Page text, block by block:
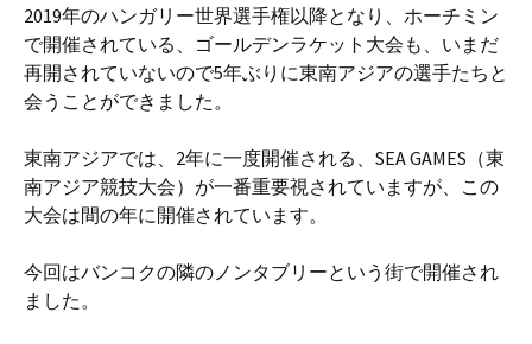
2019年のハンガリー世界選手権以降となり、ホーチミン
で開催されている、ゴールデンラケット大会も、いまだ
再開されていないので5年ぶりに東南アジアの選手たちと
会うことができました。
東南アジアでは、2年に一度開催される、SEA GAMES（東
南アジア競技大会）が一番重要視されていますが、この
大会は間の年に開催されています。
今回はバンコクの隣のノンタブリーという街で開催され
ました。